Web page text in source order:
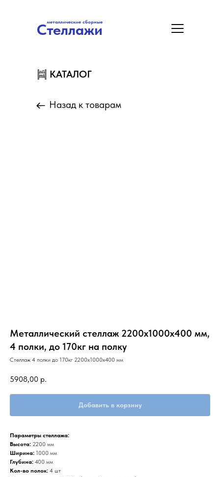
Стеллажи
металлические сборные
Стеллажи
КАТАЛОГ
Назад к товарам
Металлический стеллаж 2200х1000х400 мм,
4 полки, до 170кг на полку
Стеллаж 4 полки до 170кг 2200х1000х400 мм
5908,00 р.
Добавить в корзину
Параметры стеллажа:
Высота: 2200 мм
Ширина: 1000 мм
Глубина: 400 мм
Кол-во полок: 4 шт